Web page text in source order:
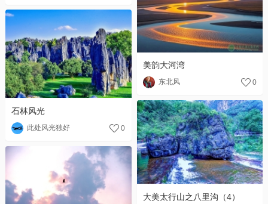
美韵大河湾
东北风 0
石林风光
此处风光独好 0
大美太行山之八里沟（4）